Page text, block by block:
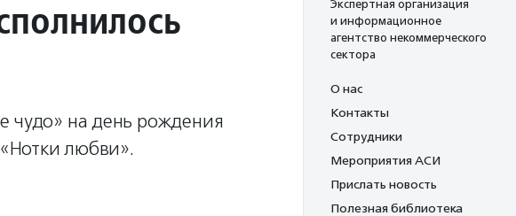
чудо» на день рождения
любви».
Экспертная организация
и информационное
агентство некоммерческого
сектора
О нас
Контакты
Сотрудники
Мероприятия АСИ
Прислать новость
Полезная библиотека